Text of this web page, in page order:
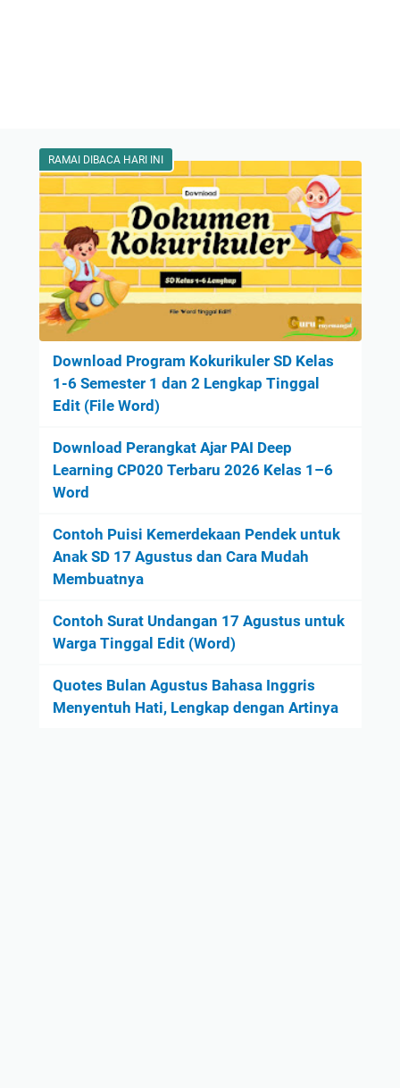
RAMAI DIBACA HARI INI
Download Program Kokurikuler SD Kelas
1-6 Semester 1 dan 2 Lengkap Tinggal
Edit (File Word)
Download Perangkat Ajar PAI Deep
Learning CP020 Terbaru 2026 Kelas 1–6
Word
Contoh Puisi Kemerdekaan Pendek untuk
Anak SD 17 Agustus dan Cara Mudah
Membuatnya
Contoh Surat Undangan 17 Agustus untuk
Warga Tinggal Edit (Word)
Quotes Bulan Agustus Bahasa Inggris
Menyentuh Hati, Lengkap dengan Artinya